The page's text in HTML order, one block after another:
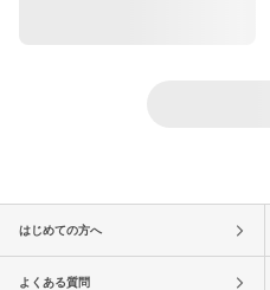
はじめての方へ
よくある質問